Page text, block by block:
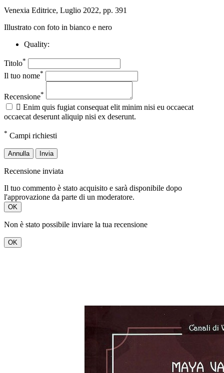
Venexia Editrice, Luglio 2022, pp. 391
Illustrato con foto in bianco e nero
Quality:
Titolo*
Il tuo nome*
Recensione*
 Enim quis fugiat consequat elit minim nisi eu occaecat
occaecat deserunt aliquip nisi ex deserunt.
* Campi richiesti
Annulla Invia
Recensione inviata
Il tuo commento è stato acquisito e sarà disponibile dopo
l'approvazione da parte di un moderatore.
OK
Non è stato possibile inviare la tua recensione
OK